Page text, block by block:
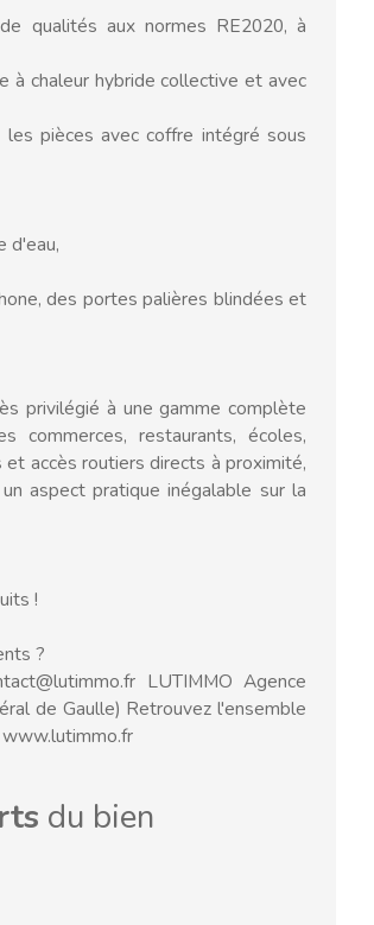
qualités aux normes RE2020, à
à chaleur hybride collective et avec
pièces avec coffre intégré sous
d'eau,
des portes palières blindées et
privilégié à une gamme complète
commerces, restaurants, écoles,
accès routiers directs à proximité,
aspect pratique inégalable sur la
!
?
LUTIMMO Agence
de Gaulle) Retrouvez l'ensemble
du bien